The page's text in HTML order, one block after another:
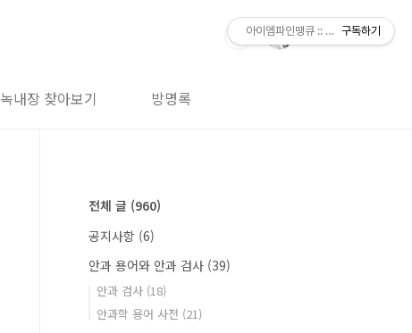
녹내장 찾아보기 방명록
전체 글 (960)
공지사항 (6)
안과 용어와 안과 검사 (39)
안과 검사 (18)
안과학 용어 사전 (21)
아이엠파인땡큐 :: 아그점빵의 논문으
구독하기